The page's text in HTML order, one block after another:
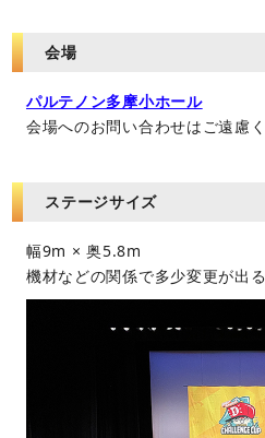
会場
パルテノン多摩小ホール
会場へのお問い合わせはご遠慮く
ステージサイズ
幅9m × 奥5.8m
機材などの関係で多少変更が出